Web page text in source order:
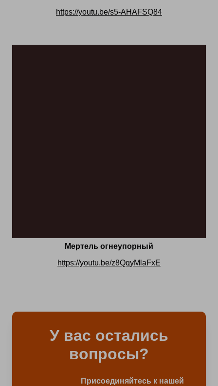
https://youtu.be/s5-AHAFSQ84
Мертель огнеупорный
https://youtu.be/z8QqyMlaFxE
У вас остались
вопросы?
Присоединяйтесь к нашей